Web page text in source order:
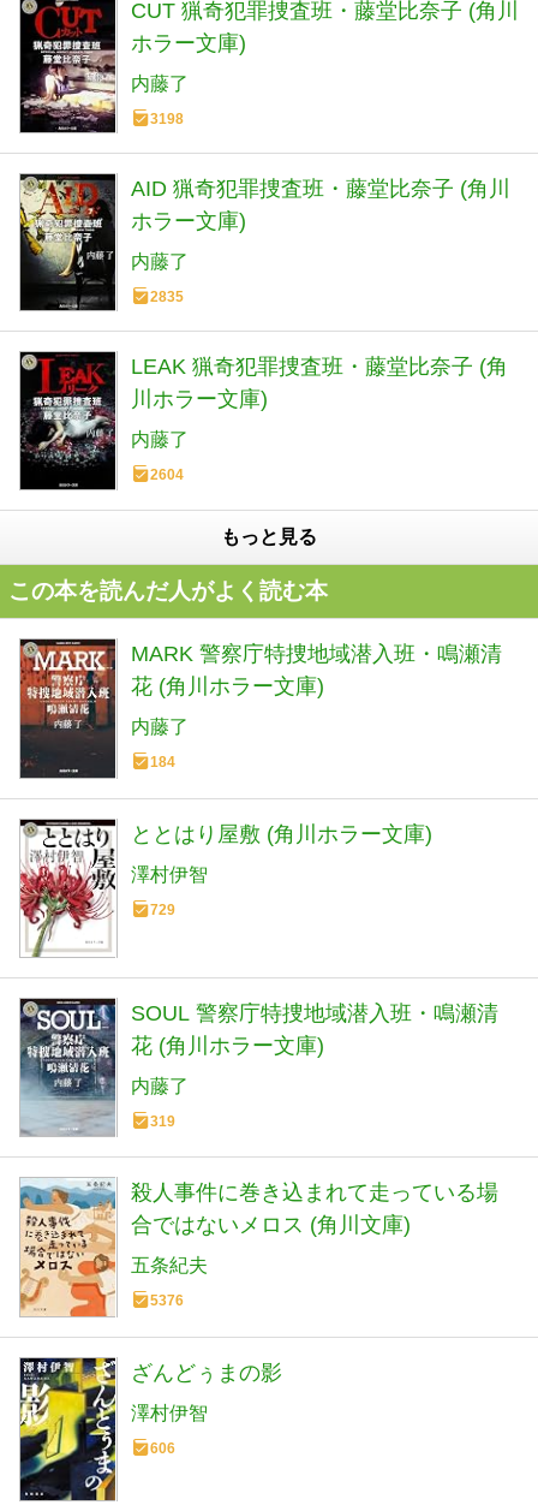
CUT 猟奇犯罪捜査班・藤堂比奈子 (角川
ホラー文庫)
内藤了
3198
AID 猟奇犯罪捜査班・藤堂比奈子 (角川
ホラー文庫)
内藤了
2835
LEAK 猟奇犯罪捜査班・藤堂比奈子 (角
川ホラー文庫)
内藤了
2604
もっと見る
この本を読んだ人がよく読む本
MARK 警察庁特捜地域潜入班・鳴瀬清
花 (角川ホラー文庫)
内藤了
184
ととはり屋敷 (角川ホラー文庫)
澤村伊智
729
SOUL 警察庁特捜地域潜入班・鳴瀬清
花 (角川ホラー文庫)
内藤了
319
殺人事件に巻き込まれて走っている場
合ではないメロス (角川文庫)
五条紀夫
5376
ざんどぅまの影
澤村伊智
606